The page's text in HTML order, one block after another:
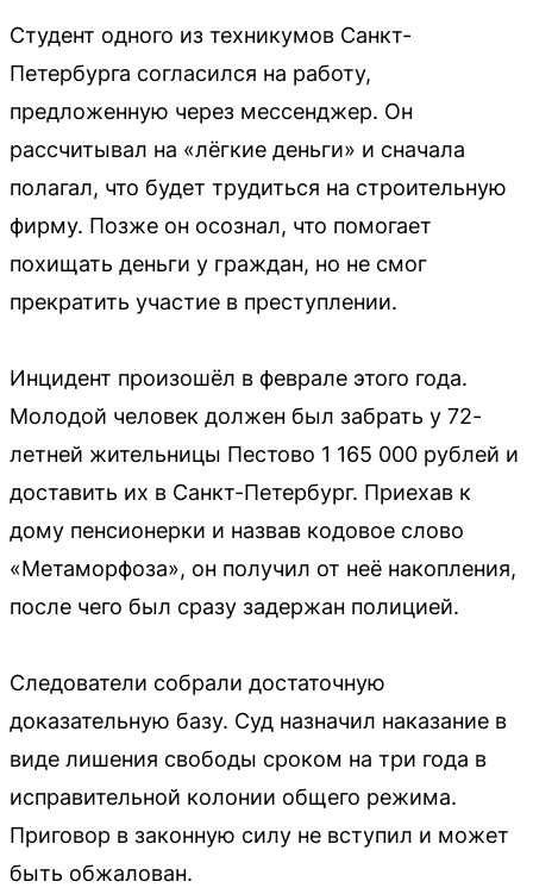
Студент одного из техникумов Санкт-
Петербурга согласился на работу,
предложенную через мессенджер. Он
рассчитывал на «лёгкие деньги» и сначала
полагал, что будет трудиться на строительную
фирму. Позже он осознал, что помогает
похищать деньги у граждан, но не смог
прекратить участие в преступлении.
Инцидент произошёл в феврале этого года.
Молодой человек должен был забрать у 72-
летней жительницы Пестово 1 165 000 рублей и
доставить их в Санкт-Петербург. Приехав к
дому пенсионерки и назвав кодовое слово
«Метаморфоза», он получил от неё накопления,
после чего был сразу задержан полицией.
Следователи собрали достаточную
доказательную базу. Суд назначил наказание в
виде лишения свободы сроком на три года в
исправительной колонии общего режима.
Приговор в законную силу не вступил и может
быть обжалован.